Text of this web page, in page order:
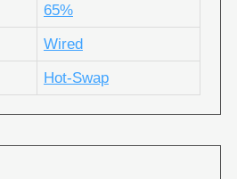
65%
Wired
Hot-Swap